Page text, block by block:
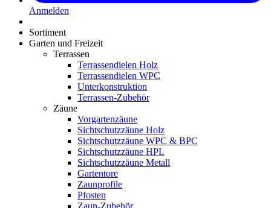
Anmelden
Sortiment
Garten und Freizeit
Terrassen
Terrassendielen Holz
Terrassendielen WPC
Unterkonstruktion
Terrassen-Zubehör
Zäune
Vorgartenzäune
Sichtschutzzäune Holz
Sichtschutzzäune WPC & BPC
Sichtschutzzäune HPL
Sichtschutzzäune Metall
Gartentore
Zaunprofile
Pfosten